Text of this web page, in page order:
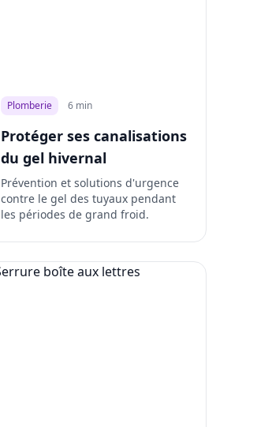
Plomberie 6 min
Protéger ses canalisations
du gel hivernal
Prévention et solutions d'urgence
contre le gel des tuyaux pendant
les périodes de grand froid.